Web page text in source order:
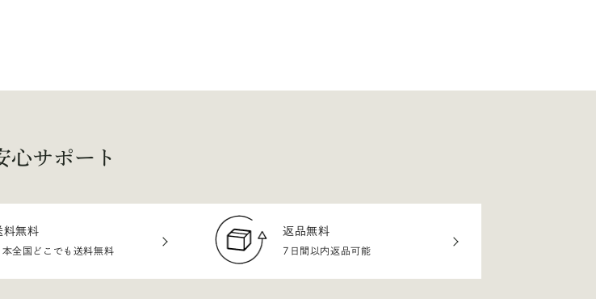
心サポート
料無料
本全国どこでも送料無料
返品無料
7日間以内返品可能